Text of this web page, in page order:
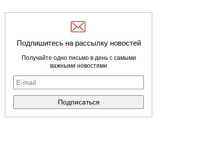
Подпишитесь на рассылку новостей
Получайте одно письмо в день с самыми
важными новостями